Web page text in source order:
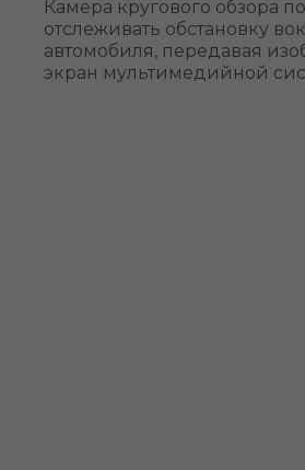
Камера кругового обзора
отслеживать обстановку
автомобиля, передавая
экран мультимедийной